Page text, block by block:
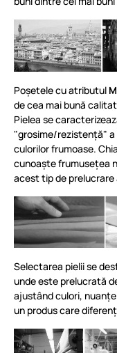
Poșetele cu atributul
de cea mai bună
Pielea se
"grosime/rezistență" a
culorilor frumoase.
cunoaște frumusețea
acest tip de prelucrare
Selectarea pielii se
unde este prelucrată
ajustând culori,
un produs care